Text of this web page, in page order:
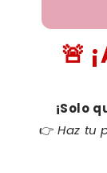
🚨
¡Solo
👉 Haz tu